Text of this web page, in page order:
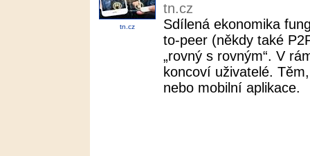
tn.cz
tn.cz
Sdílená ekonomika
to-peer (někdy také
„rovný s rovným“. V
koncoví uživatelé.
nebo mobilní aplikace.